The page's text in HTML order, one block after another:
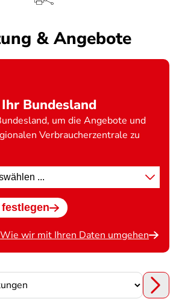
& Angebote
Bundesland
um die Angebote und
Verbraucherzentrale zu
Wie wir mit Ihren Daten umgehen